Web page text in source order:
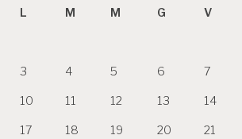
L M M G V
3 4 5 6 7
10 11 12 13 14
17 18 19 20 21